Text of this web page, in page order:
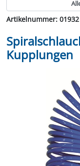
Artikelnummer: 01932
Kupplungen